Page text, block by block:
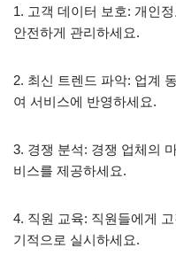
1. 고객 데이터 보호: 개인
안전하게 관리하세요.
2. 최신 트렌드 파악: 업계
여 서비스에 반영하세요.
3. 경쟁 분석: 경쟁 업체의
비스를 제공하세요.
4. 직원 교육: 직원들에게
기적으로 실시하세요.